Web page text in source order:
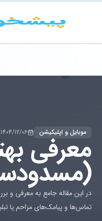
موبایل و اپلیکیشن 1404/12/06
9 معرفی
تماس‌ها و پیامک‌های مزاحم یا